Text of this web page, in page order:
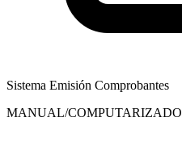
Sistema Emisión Comprobantes
MANUAL/COMPUTARIZADO